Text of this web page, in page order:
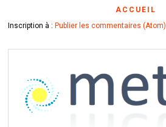
ACCUEIL
Inscription à : Publier les commentaires (Atom)